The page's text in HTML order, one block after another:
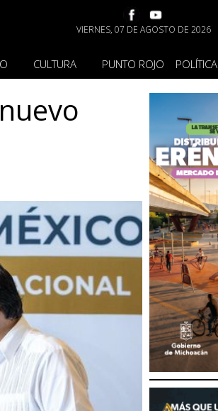
VIERNES, 07 DE AGOSTO DE 2026
CULTURA PUNTO ROJO POLÍTICA